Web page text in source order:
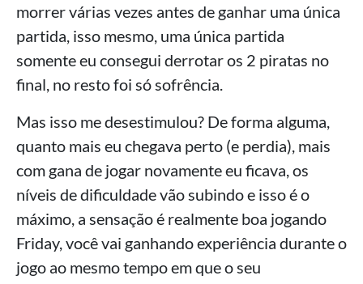
morrer várias vezes antes de ganhar uma única
partida, isso mesmo, uma única partida
somente eu consegui derrotar os 2 piratas no
final, no resto foi só sofrência.
Mas isso me desestimulou? De forma alguma,
quanto mais eu chegava perto (e perdia), mais
com gana de jogar novamente eu ficava, os
níveis de dificuldade vão subindo e isso é o
máximo, a sensação é realmente boa jogando
Friday, você vai ganhando experiência durante o
jogo ao mesmo tempo em que o seu